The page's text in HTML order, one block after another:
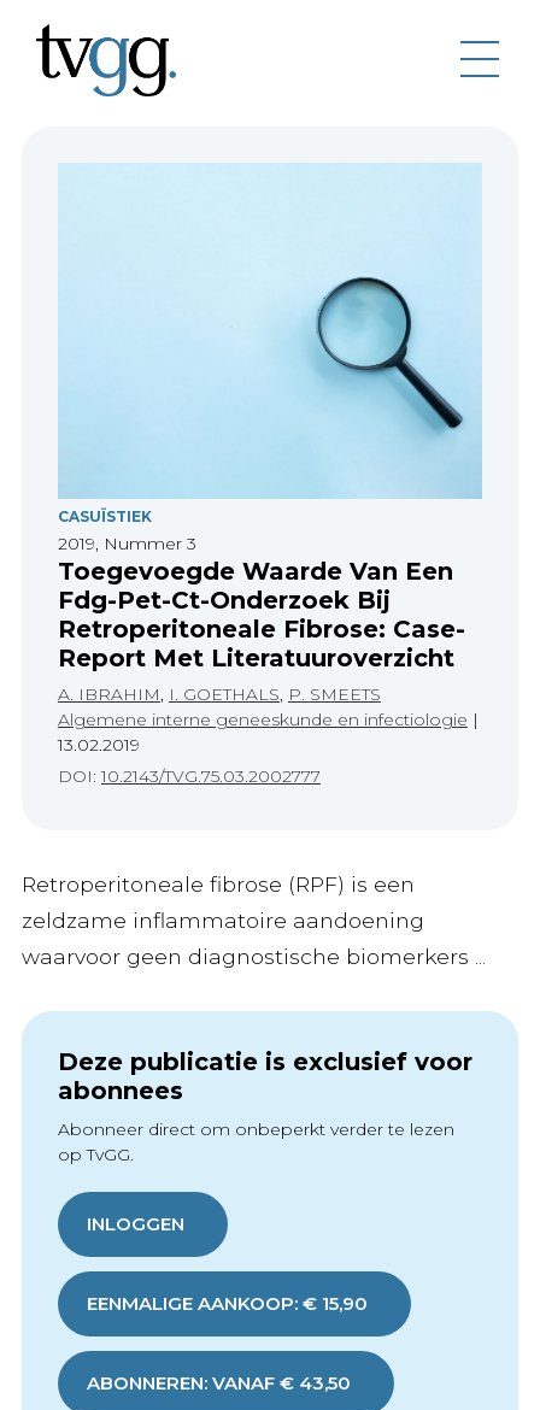
CASUÏSTIEK
2019, Nummer 3
Toegevoegde Waarde Van Een
Fdg-Pet-Ct-Onderzoek Bij
Retroperitoneale Fibrose: Case-
Report Met Literatuuroverzicht
A. IBRAHIM, I. GOETHALS, P. SMEETS
Algemene interne geneeskunde en infectiologie |
13.02.2019
DOI:10.2143/TVG.75.03.2002777
Retroperitoneale fibrose (RPF) is een
zeldzame inflammatoire aandoening
waarvoor geen diagnostische biomerkers ...
Deze publicatie is exclusief voor
abonnees
Abonneer direct om onbeperkt verder te lezen
op TvGG.
INLOGGEN
EENMALIGE AANKOOP: € 15,90
ABONNEREN: VANAF € 43,50